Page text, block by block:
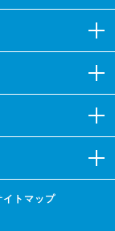
ン!!
イトマップ